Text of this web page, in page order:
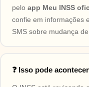
pelo app Meu INSS
confie em informações
SMS sobre mudança de
❓ Isso pode